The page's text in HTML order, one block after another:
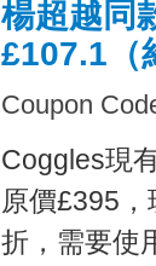
楊超越同
£107.1（
Coupon
Coggles現
原價£395
折，需要使